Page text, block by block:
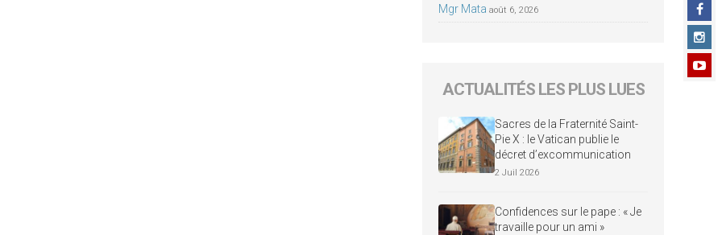
Mgr Mata août 6, 2026
ACTUALITÉS LES PLUS LUES
Sacres de la Fraternité Saint-
Pie X : le Vatican publie le
décret d’excommunication
2 Juil 2026
Confidences sur le pape : « Je
travaille pour un ami »